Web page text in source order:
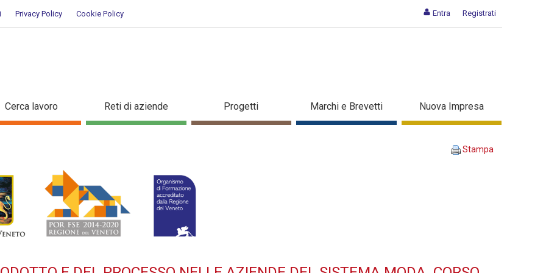
Entra Registrati
Privacy Policy Cookie Policy
DEL PRODOTTO E DEL PROCESSO NELLE AZIENDE DEL
Cerca lavoro Reti di aziende Progetti Marchi e Brevetti Nuova Impresa
Stampa